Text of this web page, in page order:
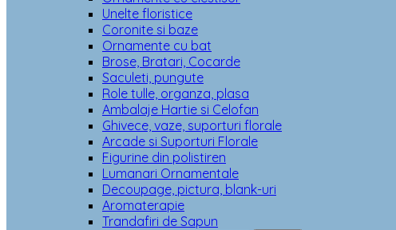
Unelte floristice
Coronite si baze
Ornamente cu bat
Brose, Bratari, Cocarde
Saculeti, pungute
Role tulle, organza, plasa
Ambalaje Hartie si Celofan
Ghivece, vaze, suporturi florale
Arcade si Suporturi Florale
Figurine din polistiren
Lumanari Ornamentale
Decoupage, pictura, blank-uri
Aromaterapie
Trandafiri de Sapun